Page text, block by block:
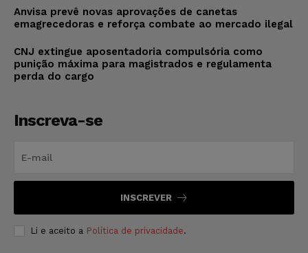
Anvisa prevê novas aprovações de canetas
emagrecedoras e reforça combate ao mercado ilegal
CNJ extingue aposentadoria compulsória como
punição máxima para magistrados e regulamenta
perda do cargo
Inscreva-se
INSCREVER
Li e aceito a Política de privacidade.